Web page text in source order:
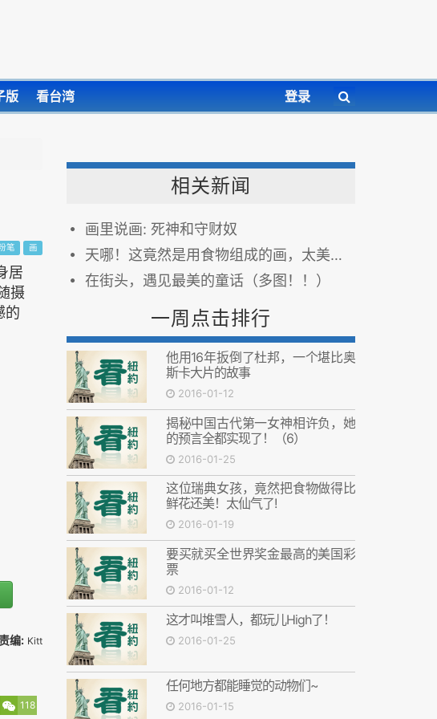
版 看台湾 登录
笔 画
居
摄
的
编: Kitt
118
相关新闻
画里说画: 死神和守财奴
天哪！这竟然是用食物组成的画，太美啦！
在街头，遇见最美的童话（多图！！）
一周点击排行
他用16年扳倒了杜邦，一个堪比奥
斯卡大片的故事
2016-01-12
揭秘中国古代第一女神相许负，她
的预言全都实现了！（6）
2016-01-25
这位瑞典女孩，竟然把食物做得比
鲜花还美！太仙气了!
2016-01-19
要买就买全世界奖金最高的美国彩
票
2016-01-12
这才叫堆雪人，都玩儿High了！
2016-01-25
任何地方都能睡觉的动物们~
2016-01-15